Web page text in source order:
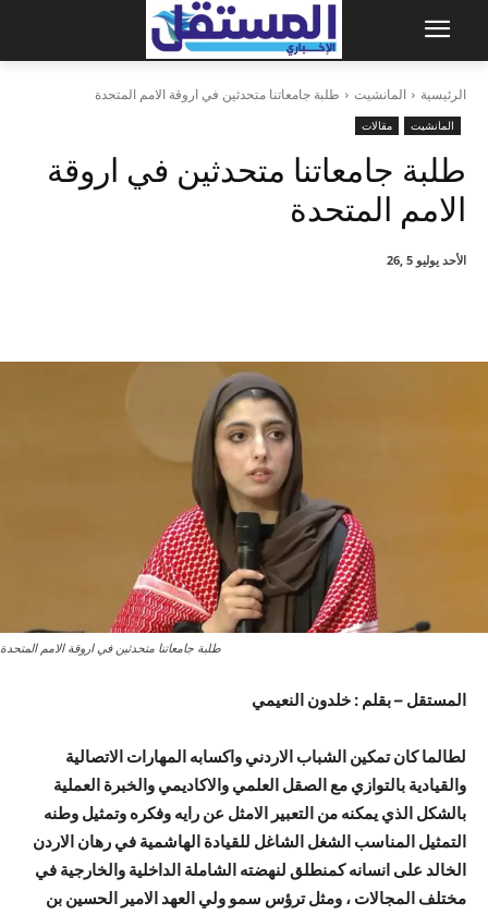
الرئيسية المانشيت طلبة جامعاتنا متحدثين في اروقة الامم المتحدة
المانشيت مقالات
طلبة جامعاتنا متحدثين في اروقة
الامم المتحدة
الأحد يوليو 5 ,26
طلبة جامعاتنا متحدثين في اروقة الامم المتحدة
المستقل – بقلم : خلدون النعيمي
لطالما كان تمكين الشباب الاردني واكسابه المهارات الاتصالية
والقيادية بالتوازي مع الصقل العلمي والاكاديمي والخبرة العملية
بالشكل الذي يمكنه من التعبير الامثل عن رايه وفكره وتمثيل وطنه
التمثيل المناسب الشغل الشاغل للقيادة الهاشمية في رهان الاردن
الخالد على انسانه كمنطلق لنهضته الشاملة الداخلية والخارجية في
مختلف المجالات ، ومثل ترؤس سمو ولي العهد الامير الحسين بن